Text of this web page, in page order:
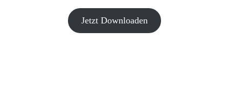
Jetzt Downloaden